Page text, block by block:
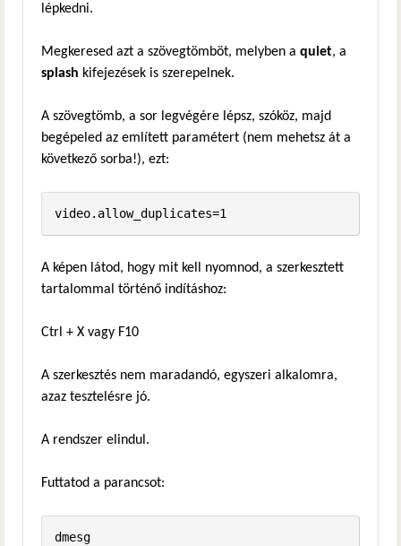
lépkedni.
Megkeresed azt a szövegtömböt, melyben a quiet, a
splash kifejezések is szerepelnek.
A szövegtömb, a sor legvégére lépsz, szóköz, majd
begépeled az említett paramétert (nem mehetsz át a
következő sorba!), ezt:
video.allow_duplicates=1
A képen látod, hogy mit kell nyomnod, a szerkesztett
tartalommal történő indításhoz:
Ctrl + X vagy F10
A szerkesztés nem maradandó, egyszeri alkalomra,
azaz tesztelésre jó.
A rendszer elindul.
Futtatod a parancsot:
dmesg